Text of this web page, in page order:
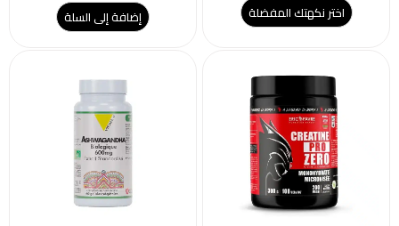
اختر نكهتك المفضلة إضافة إلى السلة